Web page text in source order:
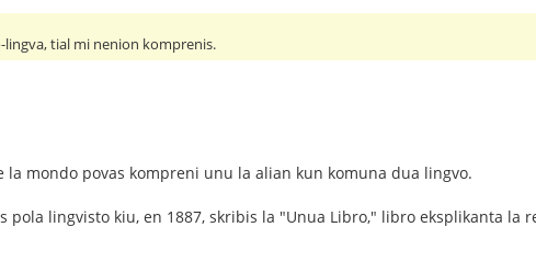
tial mi nenion komprenis.
mondo povas kompreni unu la alian kun komuna dua lingvo.
pola lingvisto kiu, en 1887, skribis la "Unua Libro," libro eksplikanta la